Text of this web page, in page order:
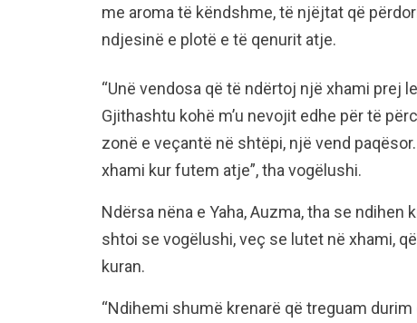
me aroma të këndshme, të njëjtat që
ndjesinë e plotë e të qenurit atje.
“Unë vendosa që të ndërtoj një xhami prej
Gjithashtu kohë m’u nevojit edhe për të
zonë e veçantë në shtëpi, një vend
xhami kur futem atje”, tha vogëlushi.
Ndërsa nëna e Yaha, Auzma, tha se
shtoi se vogëlushi, veç se lutet në xhami,
kuran.
“Ndihemi shumë krenarë që treguam